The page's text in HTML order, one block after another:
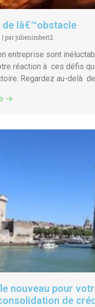
lâ€™obstacle
| par julienimbert2
entreprise sont
réaction à ces défis
Regardez au-delà de...
→
nouveau pour
de